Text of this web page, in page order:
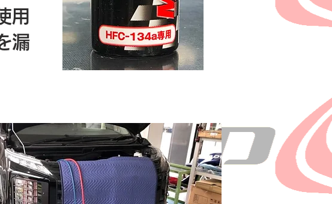
用
漏